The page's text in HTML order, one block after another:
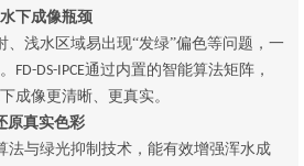
下成像瓶颈
、浅水区域易出现“发绿”偏色等问题，一
FD-DS-IPCE通过内置的智能算法矩阵，
成像更清晰、更真实。
原真实色彩
法与绿光抑制技术，能有效增强浑水成